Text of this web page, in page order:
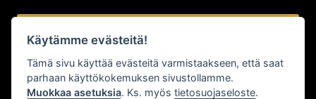
Käytämme evästeitä!
Tämä sivu käyttää evästeitä varmistaakseen, että saat
parhaan käyttökokemuksen sivustollamme.
Muokkaa asetuksia. Ks. myöstietosuojaseloste.